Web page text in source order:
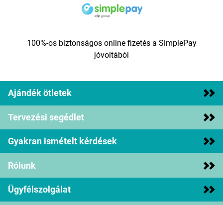
100%-os biztonságos online fizetés a SimplePay
jóvoltából
Ajándék ötletek
Tervezési segédlet
Gyakran ismételt kérdések
Rólunk
Ügyfélszolgálat